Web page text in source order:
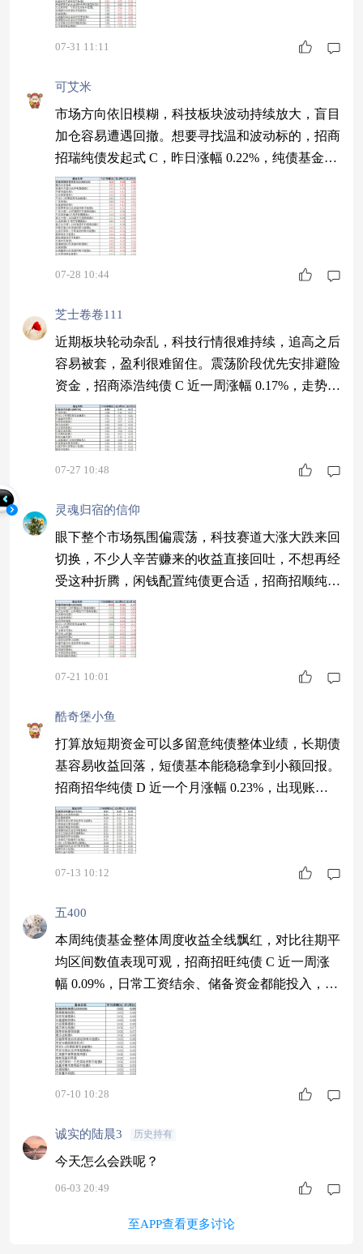
07-31 11:11
可艾米
市场方向依旧模糊，科技板块波动持续放大，盲目
加仓容易遭遇回撤。想要寻找温和波动标的，招商
招瑞纯债发起式 C，昨日涨幅 0.22%，纯债基金，
满足震荡阶段避险需求。 $招商招瑞纯债发起式C$
#美韩AI硬件再遭重挫 AI真的“狼来了”？#
07-28 10:44
芝士卷卷111
近期板块轮动杂乱，科技行情很难持续，追高之后
容易被套，盈利很难留住。震荡阶段优先安排避险
资金，招商添浩纯债 C 近一周涨幅 0.17%，走势相
对平稳，打理闲钱更加安心。$招商添浩纯债C$ #
长鑫科技今日上市 中一签能赚多少？#
07-27 10:48
灵魂归宿的信仰
眼下整个市场氛围偏震荡，科技赛道大涨大跌来回
切换，不少人辛苦赚来的收益直接回吐，不想再经
受这种折腾，闲钱配置纯债更合适，招商招顺纯债
A 昨日涨幅 0.01%。$招商招顺纯债A$
07-21 10:01
酷奇堡小鱼
打算放短期资金可以多留意纯债整体业绩，长期债
基容易收益回落，短债基本能稳稳拿到小额回报。
招商招华纯债 D 近一个月涨幅 0.23%，出现账面
回撤的情况极少，不用总刷新页面关注收益变动。
$招商招华纯债D$ #下半年你更看好哪些投资主
线？#
07-13 10:12
五400
本周纯债基金整体周度收益全线飘红，对比往期平
均区间数值表现可观，招商招旺纯债 C 近一周涨
幅 0.09%，日常工资结余、储备资金都能投入，慢
慢累积额外账面收入。$招商招旺纯债C$ #创新药
BD高歌猛进 可持续吗？#
07-10 10:28
诚实的陆晨3 历史持有
今天怎么会跌呢？
06-03 20:49
至APP查看更多讨论